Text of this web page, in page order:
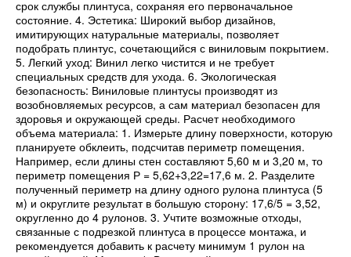
срок службы плинтуса, сохраняя его первоначальное
состояние. 4. Эстетика: Широкий выбор дизайнов,
имитирующих натуральные материалы, позволяет
подобрать плинтус, сочетающийся с виниловым покрытием.
5. Легкий уход: Винил легко чистится и не требует
специальных средств для ухода. 6. Экологическая
безопасность: Виниловые плинтусы производят из
возобновляемых ресурсов, а сам материал безопасен для
здоровья и окружающей среды. Расчет необходимого
объема материала: 1. Измерьте длину поверхности, которую
планируете обклеить, подсчитав периметр помещения.
Например, если длины стен составляют 5,60 м и 3,20 м, то
периметр помещения Р = 5,62+3,22=17,6 м. 2. Разделите
полученный периметр на длину одного рулона плинтуса (5
м) и округлите результат в большую сторону: 17,6/5 = 3,52,
округленно до 4 рулонов. 3. Учтите возможные отходы,
связанные с подрезкой плинтуса в процессе монтажа, и
рекомендуется добавить к расчету минимум 1 рулон на